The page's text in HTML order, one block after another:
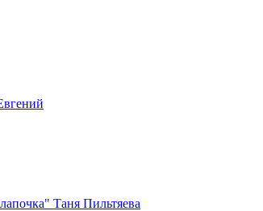
Таня Пильтяева